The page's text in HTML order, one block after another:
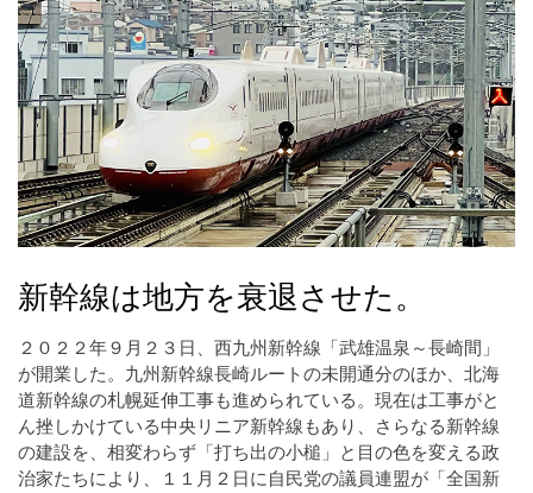
新幹線は地方を衰退させた。
２０２２年９月２３日、西九州新幹線「武雄温泉～長崎間」
が開業した。九州新幹線長崎ルートの未開通分のほか、北海
道新幹線の札幌延伸工事も進められている。現在は工事がと
ん挫しかけている中央リニア新幹線もあり、さらなる新幹線
の建設を、相変わらず「打ち出の小槌」と目の色を変える政
治家たちにより、１１月２日に自民党の議員連盟が「全国新